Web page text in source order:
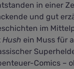
in einer
und gut
im
Hush ein Muss für
Comics –